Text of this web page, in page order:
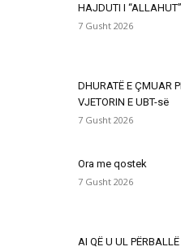
HAJDUTI I “ALLAHUT”
7 Gusht 2026
DHURATË E ÇMUAR
VJETORIN E UBT-së
7 Gusht 2026
Ora me qostek
7 Gusht 2026
AI QË U UL